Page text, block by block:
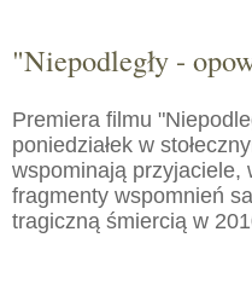
"Niepodległy -
Premiera filmu
poniedziałek w
wspominają przyjaciele,
fragmenty wspomnień
tragiczną śmiercią w